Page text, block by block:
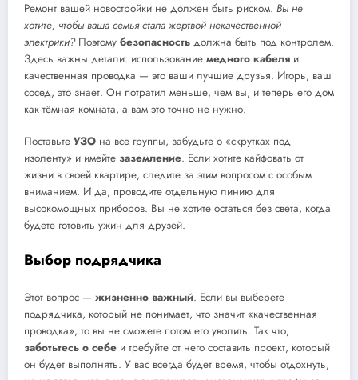
Ремонт вашей новостройки не должен быть риском. Вы не
хотите, чтобы ваша семья стала жертвой некачественной
электрики?Поэтому безопасность должна быть под контролем.
Здесь важны детали: использование медного кабеля и
качественная проводка — это ваши лучшие друзья. Игорь, ваш
сосед, это знает. Он потратил меньше, чем вы, и теперь его дом
как тёмная комната, а вам это точно не нужно.
Поставьте УЗО на все группы, забудьте о «скрутках под
изоленту» и имейте заземление. Если хотите кайфовать от
жизни в своей квартире, следите за этим вопросом с особым
вниманием. И да, проводите отдельную линию для
высокомощных приборов. Вы не хотите остаться без света, когда
будете готовить ужин для друзей.
Выбор подрядчика
Этот вопрос — жизненно важный. Если вы выберете
подрядчика, который не понимает, что значит «качественная
проводка», то вы не сможете потом его уволить. Так что,
заботьтесь о себе и требуйте от него составить проект, который
он будет выполнять. У вас всегда будет время, чтобы отдохнуть,